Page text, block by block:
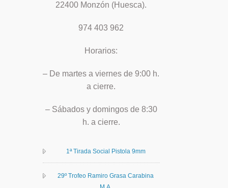
22400 Monzón (Huesca).
974 403 962
Horarios:
– De martes a viernes de 9:00 h.
a cierre.
– Sábados y domingos de 8:30
h. a cierre.
1ª Tirada Social Pistola 9mm
29º Trofeo Ramiro Grasa Carabina